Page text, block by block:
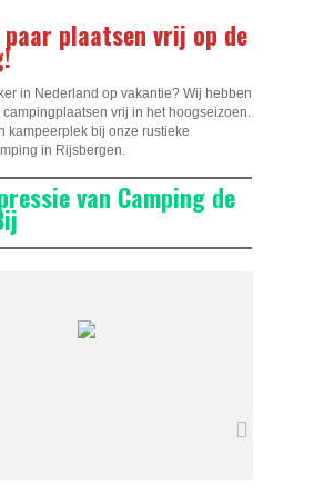
paar plaatsen vrij op de
in Nederland op vakantie? Wij hebben
vrij in het hoogseizoen.
kampeerplek bij onze rustieke
in Rijsbergen.
van Camping de